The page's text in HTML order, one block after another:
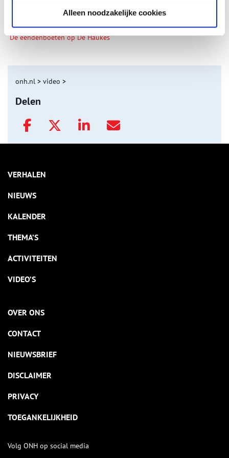
Alleen noodzakelijke cookies
De eendenboeten op De Haukes
onh.nl > video >
Delen
VERHALEN
NIEUWS
KALENDER
THEMA’S
ACTIVITEITEN
VIDEO’S
OVER ONS
CONTACT
NIEUWSBRIEF
DISCLAIMER
PRIVACY
TOEGANKELIJKHEID
Volg ONH op social media